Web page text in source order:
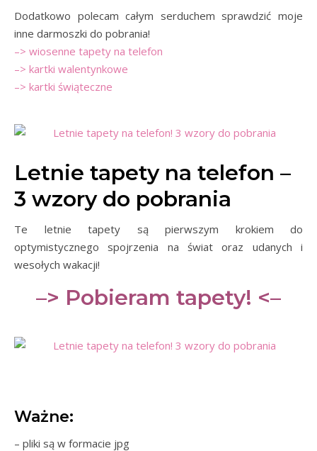
Dodatkowo polecam całym serduchem sprawdzić moje
inne darmoszki do pobrania!
–> wiosenne tapety na telefon
–> kartki walentynkowe
–> kartki świąteczne
Letnie tapety na telefon –
3 wzory do pobrania
Te letnie tapety są pierwszym krokiem do
optymistycznego spojrzenia na świat oraz udanych i
wesołych wakacji!
–> Pobieram tapety! <–
Ważne:
– pliki są w formacie jpg